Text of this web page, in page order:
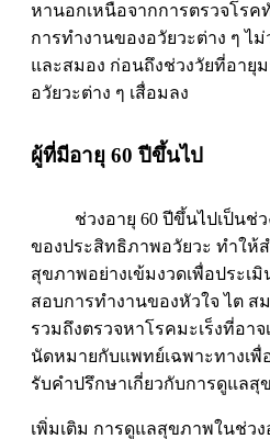
หานอกเหนือจากการตรวจโรค
การทำงานของอวัยวะต่าง ๆ ไ
และสมอง ก่อนถึงช่วงวัยที่อายุ
อวัยวะต่าง ๆ เสื่อมลง
ผู้ที่มีอายุ 60 ปีขึ้นไป
ช่วงอายุ 60 ปีขึ้นไปเป็นช่ว
ของประสิทธิภาพอวัยวะ ทำให้
สุขภาพอย่างเข้มงวดเพื่อประเ
สอบการทำงานของหัวใจ ไต ส
รวมถึงตรวจหาโรคมะเร็งที่อา
นัดหมายกับแพทย์เฉพาะทางเพื่
รับคำปรึกษาเกี่ยวกับการดูแลสุ
เพิ่มเติม การดูแลสุขภาพในช่ว